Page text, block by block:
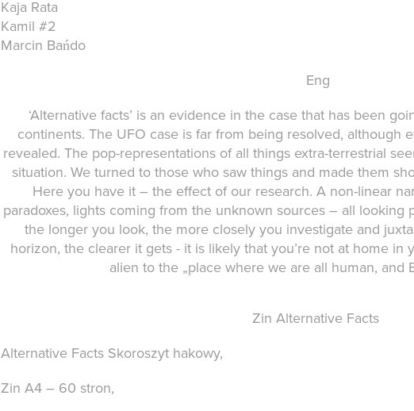
Kaja Rata
Kamil #2
Marcin Bańdo
Eng
‘Alternative facts’ is an evidence in the case that has been
continents. The UFO case is far from being resolved, although
revealed. The pop-representations of all things extra-terrestrial
situation. We turned to those who saw things and made them
Here you have it – the effect of our research. A non-linear
paradoxes, lights coming from the unknown sources – all looking
the longer you look, the more closely you investigate and
horizon, the clearer it gets - it is likely that you’re not at home in
alien to the „place where we are all human, and
Zin Alternative Facts
Alternative Facts Skoroszyt hakowy,
Zin A4 – 60 stron,